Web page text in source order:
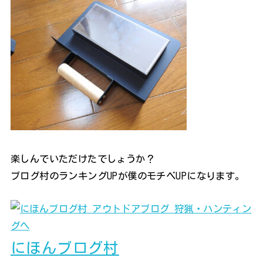
楽しんでいただけたでしょうか？
ブログ村のランキングUPが僕のモチベUPになります。
にほんブログ村